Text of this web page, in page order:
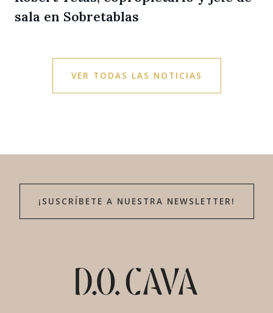
sala en Sobretablas
VER TODAS LAS NOTICIAS
¡SUSCRÍBETE A NUESTRA NEWSLETTER!